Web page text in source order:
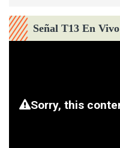
Señal T13 En Vivo